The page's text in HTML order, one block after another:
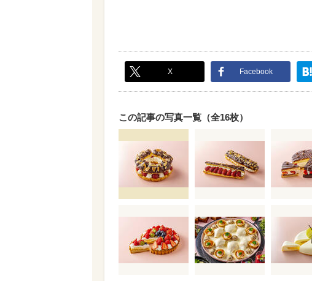
X Facebook
この記事の写真一覧（全16枚）